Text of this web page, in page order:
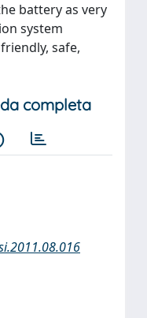
battery as very
system
safe,
completa